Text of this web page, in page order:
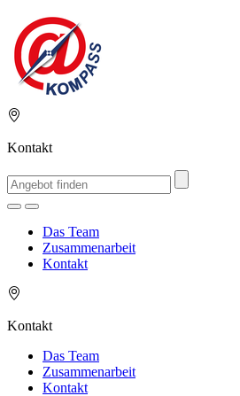
Kontakt
Das Team
Zusammenarbeit
Kontakt
Kontakt
Das Team
Zusammenarbeit
Kontakt